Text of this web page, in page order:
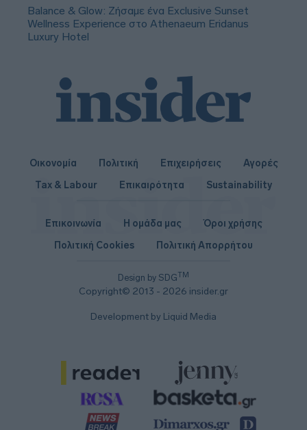
Balance & Glow: Ζήσαμε ένα Exclusive Sunset
Wellness Experience στο Athenaeum Eridanus
Luxury Hotel
Οικονομία Πολιτική Επιχειρήσεις
Αγορές
Tax & Labour
Επικαιρότητα Sustainability
Design by SDGTM
Copyright© 2013 - 2026 insider.gr
Επικοινωνία Η ομάδα μας
Όροι χρήσης
Πολιτική Cookies
Πολιτική Απορρήτου
Development by Liquid Media